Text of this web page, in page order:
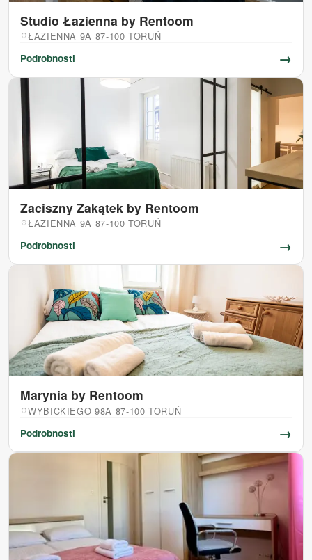
Studio Łazienna by Rentoom
location_onŁAZIENNA 9A 87-100 TORUŃ
Podrobnosti
→
Zaciszny Zakątek by Rentoom
location_onŁAZIENNA 9A 87-100 TORUŃ
Podrobnosti
→
Marynia by Rentoom
location_onWYBICKIEGO 98A 87-100 TORUŃ
Podrobnosti
→